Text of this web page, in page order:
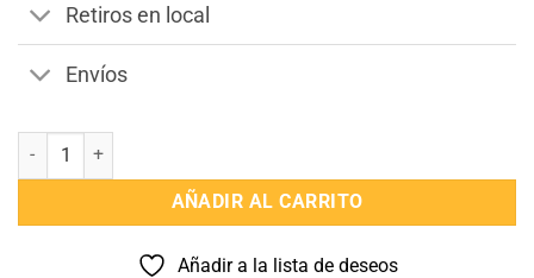
Retiros en local
Envíos
Cartuchera 3D Kuromi cantidad
AÑADIR AL CARRITO
Añadir a la lista de deseos